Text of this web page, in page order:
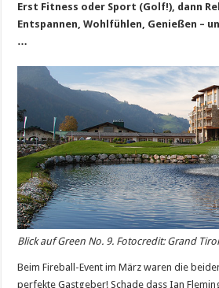
Erst Fitness oder Sport (Golf!), dann
Entspannen, Wohlfühlen, Genießen –
…
Blick auf Green No. 9. Fotocredit: Grand
Beim Fireball-Event im März waren die
perfekte Gastgeber! Schade dass Ian